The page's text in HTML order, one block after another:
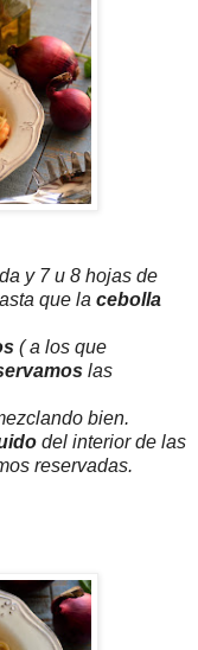
y 7 u 8 hojas de
que la cebolla
( a los que
las
bien.
del interior de las
reservadas.